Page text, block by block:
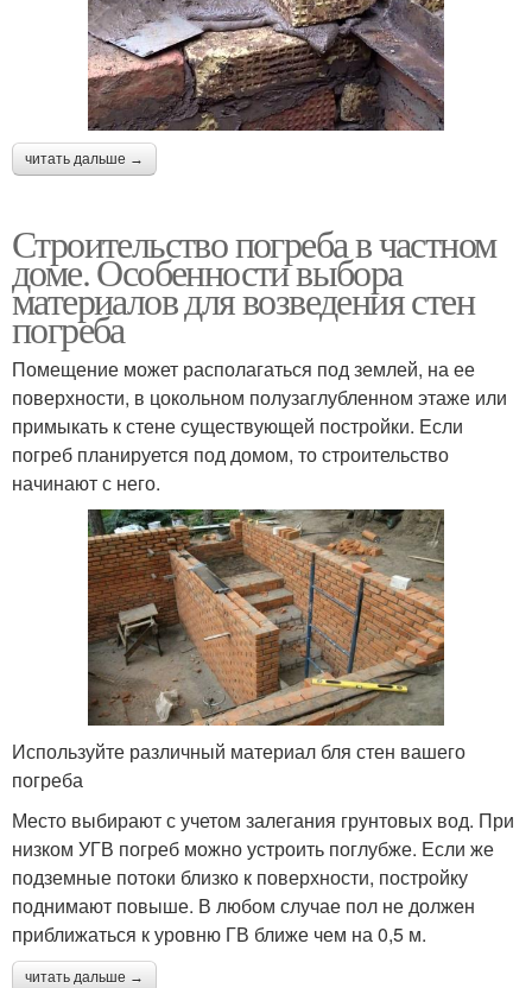
читать дальше →
Строительство погреба в частном
доме. Особенности выбора
материалов для возведения стен
погреба
Помещение может располагаться под землей, на ее
поверхности, в цокольном полузаглубленном этаже или
примыкать к стене существующей постройки. Если
погреб планируется под домом, то строительство
начинают с него.
Используйте различный материал бля стен вашего
погреба
Место выбирают с учетом залегания грунтовых вод. При
низком УГВ погреб можно устроить поглубже. Если же
подземные потоки близко к поверхности, постройку
поднимают повыше. В любом случае пол не должен
приближаться к уровню ГВ ближе чем на 0,5 м.
читать дальше →